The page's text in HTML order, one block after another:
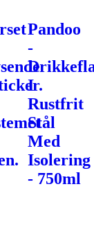
Pandoo
-
I
Rustfrit
Stål
Med
Isolering
- 750ml